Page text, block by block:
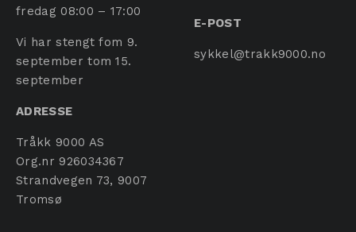
fredag 08:00 – 17:00
Vi har stengt fom 9.
september tom 15.
september
ADRESSE
Tråkk 9000 AS
Org.nr 926034367
Strandvegen 73, 9007
Tromsø
E-POST
sykkel@trakk9000.no